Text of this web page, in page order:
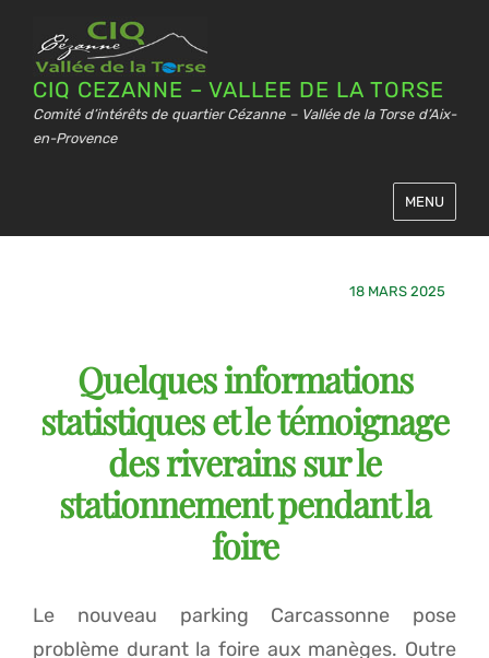
CIQ CEZANNE – VALLEE DE LA TORSE
Comité d’intérêts de quartier Cézanne – Vallée de la Torse d’Aix-
en-Provence
MENU
18 MARS 2025
Quelques informations
statistiques et le témoignage
des riverains sur le
stationnement pendant la
foire
Le nouveau parking Carcassonne pose
problème durant la foire aux manèges. Outre